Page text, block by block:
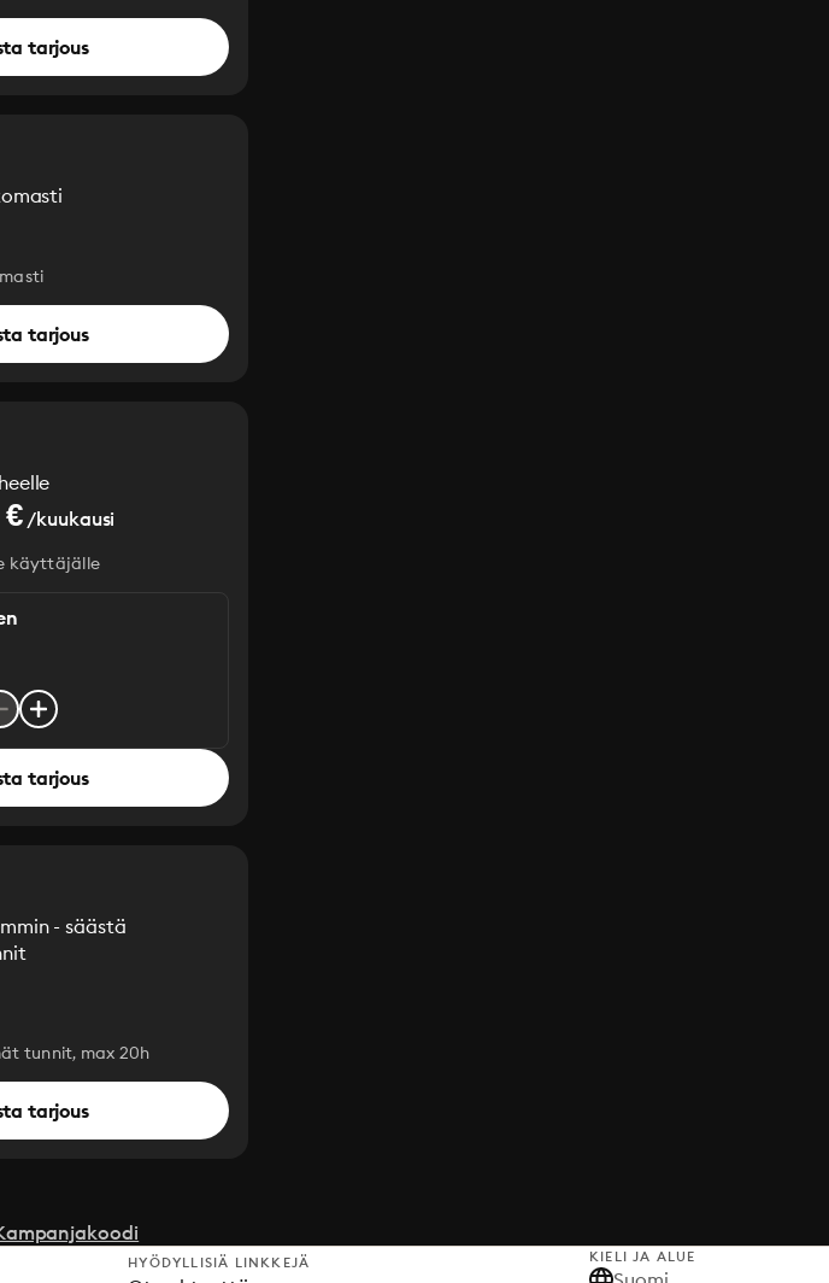
tarjous
tarjous
/kuukausi
käyttäjälle
tarjous
- säästä
tunnit, max 20h
tarjous
HYÖDYLLISIÄ LINKKEJÄ KIELI JA ALUE